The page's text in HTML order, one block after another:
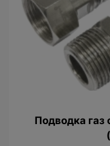
Подводка газ